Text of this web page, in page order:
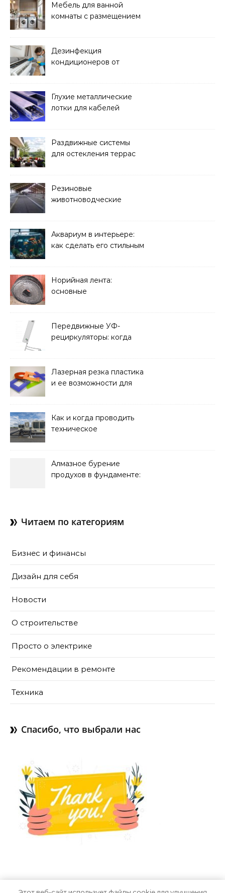
Мебель для ванной
комнаты с размещением
Дезинфекция
кондиционеров от
Глухие металлические
лотки для кабелей
Раздвижные системы
для остекления террас
Резиновые
животноводческие
решать
Аквариум в интерьере:
как сделать его стильным
Норийная лента:
основные
и советы по выбору
Передвижные УФ-
рециркуляторы: когда
Лазерная резка пластика
и ее возможности для
Как и когда проводить
техническое
Алмазное бурение
продухов в фундаменте:
Читаем по категориям
Бизнес и финансы
Дизайн для себя
Новости
О строительстве
Просто о электрике
Рекомендации в ремонте
Техника
Спасибо, что выбрали нас